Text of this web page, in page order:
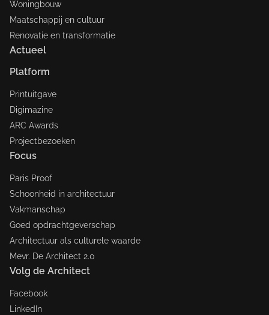
Woningbouw
Maatschappij en cultuur
Renovatie en transformatie
Actueel
Platform
Printuitgave
Digimazine
ARC Awards
Projectbezoeken
Focus
Paris Proof
Schoonheid in architectuur
Vakmanschap
Goed opdrachtgeverschap
Architectuur als culturele waarde
Mevr. De Architect 2.0
Volg de Architect
Facebook
LinkedIn